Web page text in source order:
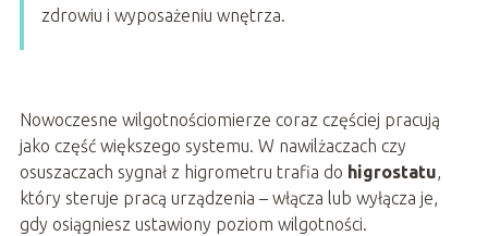
zdrowiu i wyposażeniu wnętrza.
Nowoczesne wilgotnościomierze coraz częściej pracują
jako część większego systemu. W nawilżaczach czy
osuszaczach sygnał z higrometru trafia do higrostatu,
który steruje pracą urządzenia – włącza lub wyłącza je,
gdy osiągniesz ustawiony poziom wilgotności.